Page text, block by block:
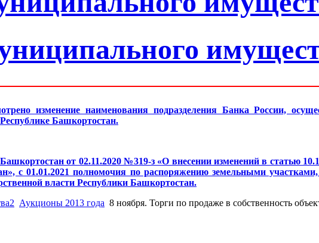
изменение наименования подразделения Банка России,
Башкортостан.
от 02.11.2020 №319-з «О внесении изменений в статью
с 01.01.2021 полномочия по распоряжению земельными участками,
власти Республики Башкортостан.
Аукционы 2013 года 8 ноября. Торги по продаже в собственность